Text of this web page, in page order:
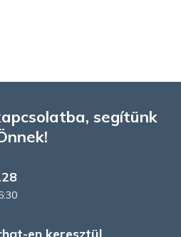
segítünk
en keresztül